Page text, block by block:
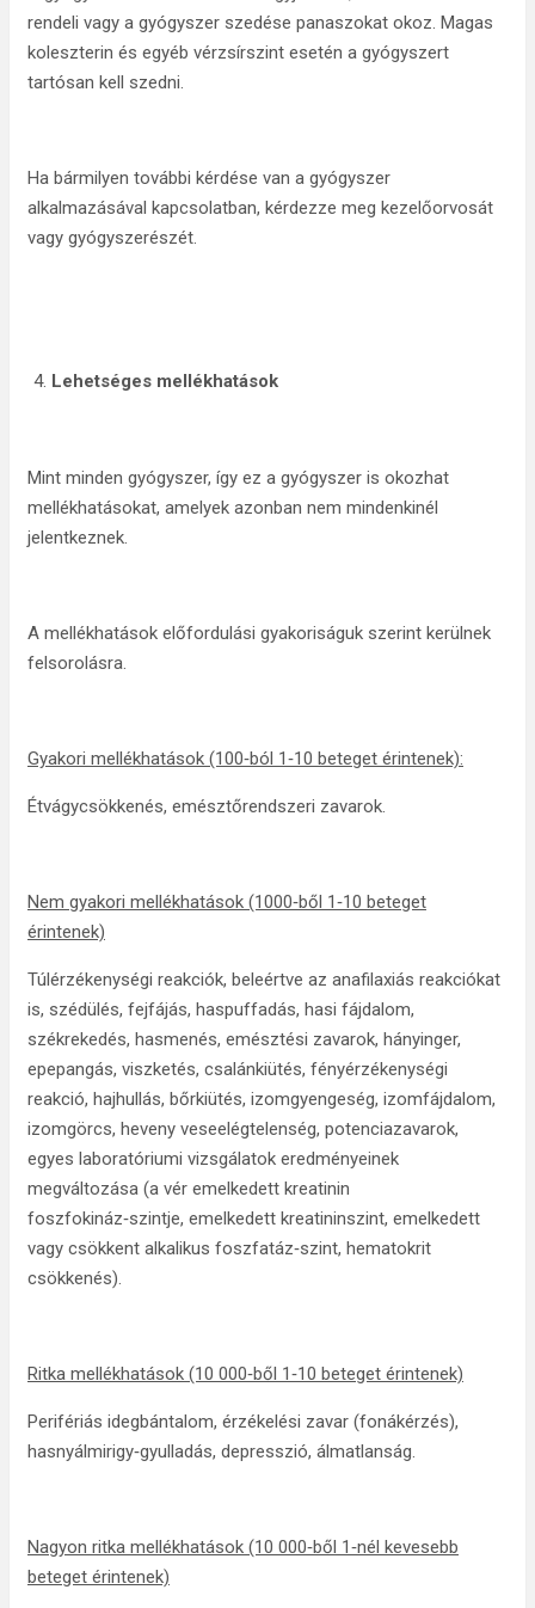
rendeli vagy a gyógyszer szedése panaszokat okoz. Magas
koleszterin és egyéb vérzsírszint esetén a gyógyszert
tartósan kell szedni.
Ha bármilyen további kérdése van a gyógyszer
alkalmazásával kapcsolatban, kérdezze meg kezelőorvosát
vagy gyógyszerészét.
Lehetséges mellékhatások
Mint minden gyógyszer, így ez a gyógyszer is okozhat
mellékhatásokat, amelyek azonban nem mindenkinél
jelentkeznek.
A mellékhatások előfordulási gyakoriságuk szerint kerülnek
felsorolásra.
Gyakori mellékhatások (100‑ból 1‑10 beteget érintenek):
Étvágycsökkenés, emésztőrendszeri zavarok.
Nem gyakori mellékhatások (1000‑ből 1‑10 beteget
érintenek)
Túlérzékenységi reakciók, beleértve az anafilaxiás reakciókat
is, szédülés, fejfájás, haspuffadás, hasi fájdalom,
székrekedés, hasmenés, emésztési zavarok, hányinger,
epepangás, viszketés, csalánkiütés, fényérzékenységi
reakció, hajhullás, bőrkiütés, izomgyengeség, izomfájdalom,
izomgörcs, heveny veseelégtelenség, potenciazavarok,
egyes laboratóriumi vizsgálatok eredményeinek
megváltozása (a vér emelkedett kreatinin
foszfokináz‑szintje, emelkedett kreatininszint, emelkedett
vagy csökkent alkalikus foszfatáz‑szint, hematokrit
csökkenés).
Ritka mellékhatások (10 000‑ből 1‑10 beteget érintenek)
Perifériás idegbántalom, érzékelési zavar (fonákérzés),
hasnyálmirigy‑gyulladás, depresszió, álmatlanság.
Nagyon ritka mellékhatások (10 000‑ből 1‑nél kevesebb
beteget érintenek)